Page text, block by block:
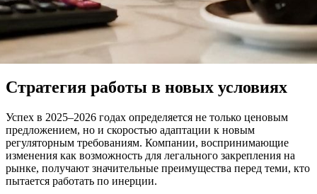
Стратегия работы в новых условиях
Успех в 2025–2026 годах определяется не только ценовым
предложением, но и скоростью адаптации к новым
регуляторным требованиям. Компании, воспринимающие
изменения как возможность для легального закрепления на
рынке, получают значительные преимущества перед теми, кто
пытается работать по инерции.